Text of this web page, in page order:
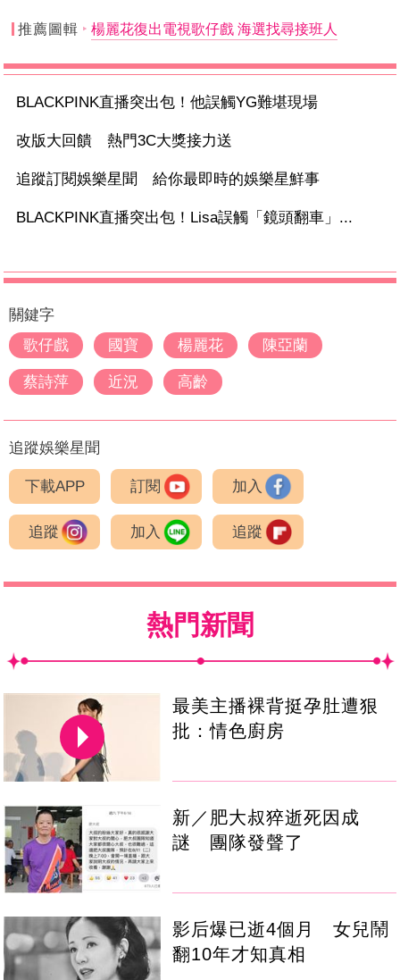
推薦圖輯 楊麗花復出電視歌仔戲 海選找尋接班人
BLACKPINK直播突出包！他誤觸YG難堪現場
改版大回饋 熱門3C大獎接力送
追蹤訂閱娛樂星聞 給你最即時的娛樂星鮮事
BLACKPINK直播突出包！Lisa誤觸「鏡頭翻車」...
關鍵字
歌仔戲
國寶 楊麗花 陳亞蘭
蔡詩萍 近況 高齡
追蹤娛樂星聞
下載APP 訂閱 加入
追蹤 加入 追蹤
熱門新聞
最美主播裸背挺孕肚遭狠
批：情色廚房
新／肥大叔猝逝死因成
謎 團隊發聲了
影后爆已逝4個月 女兒鬧
翻10年才知真相